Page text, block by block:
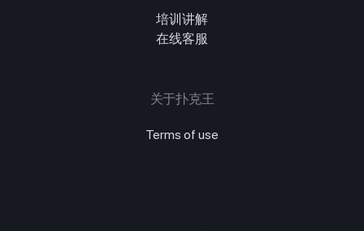
培训讲解
在线客服
关于扑克王
Terms of use